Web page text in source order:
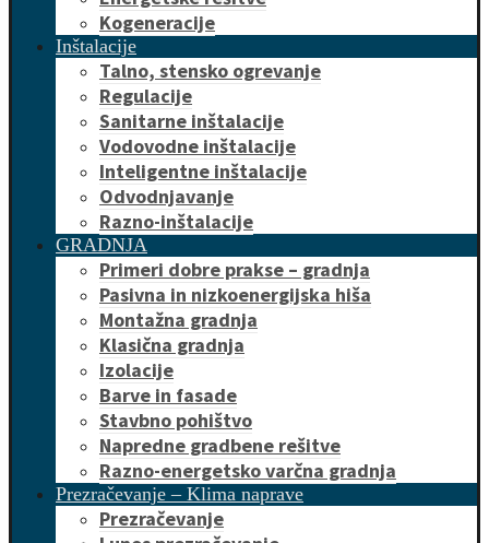
Kogeneracije
Inštalacije
Talno, stensko ogrevanje
Regulacije
Sanitarne inštalacije
Vodovodne inštalacije
Inteligentne inštalacije
Odvodnjavanje
Razno-inštalacije
GRADNJA
Primeri dobre prakse – gradnja
Pasivna in nizkoenergijska hiša
Montažna gradnja
Klasična gradnja
Izolacije
Barve in fasade
Stavbno pohištvo
Napredne gradbene rešitve
Razno-energetsko varčna gradnja
Prezračevanje – Klima naprave
Prezračevanje